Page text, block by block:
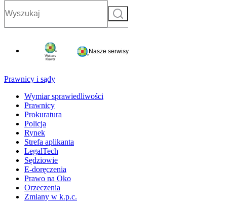
Szukaj
Nasze serwisy
Prawnicy i sądy
Wymiar sprawiedliwości
Prawnicy
Prokuratura
Policja
Rynek
Strefa aplikanta
LegalTech
Sędziowie
E-doręczenia
Prawo na Oko
Orzeczenia
Zmiany w k.p.c.